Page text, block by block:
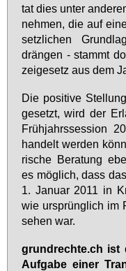
tat dies un­ter
neh­men, die auf
setz­li­chen
drän­gen - stammt
zei­ge­setz aus dem
Die po­si­ti­ve
ge­setzt, wird der
Früh­jahrs­ses­si­on
han­delt wer­den
ri­sche Be­ra­tung
es mög­lich, dass
1. Ja­nu­ar 2011 in
wie ur­sprüng­lich im
se­hen war.
grund­rech­te.ch ist
Auf­ga­be ei­ner